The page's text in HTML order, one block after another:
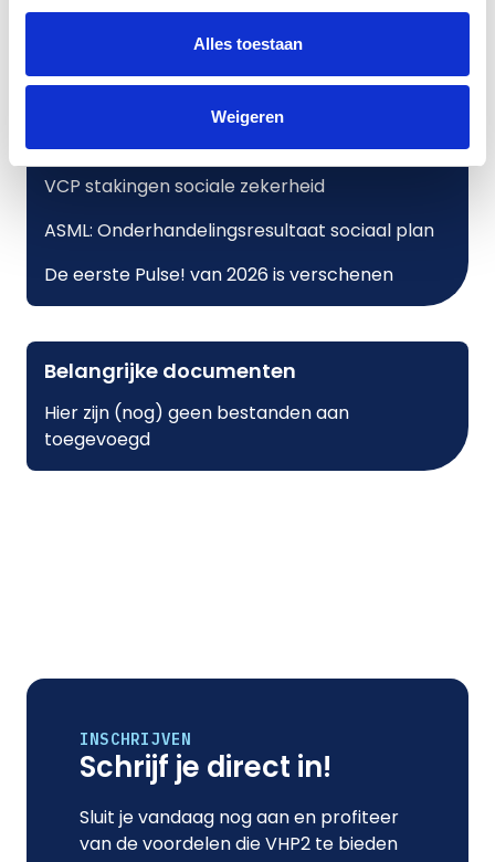
Alles toestaan
Weigeren
Verkort jaarverslag 2025
Sociaal plan ASML definitief
VCP stakingen sociale zekerheid
ASML: Onderhandelingsresultaat sociaal plan
De eerste Pulse! van 2026 is verschenen
Belangrijke documenten
Hier zijn (nog) geen bestanden aan
toegevoegd
INSCHRIJVEN
Schrijf je direct in!
Sluit je vandaag nog aan en profiteer
van de voordelen die VHP2 te bieden